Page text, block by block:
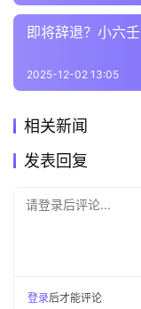
即将辞退？小六
2025-12-02 13:05
相关新闻
发表回复
请登录后评论...
登录后才能评论